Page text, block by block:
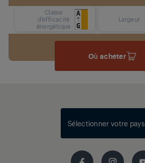
Classe
d'efficacité
énergétique
Largeur
Où acheter
Sélectionner votre pays